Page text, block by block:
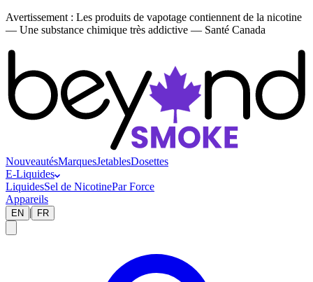
Avertissement : Les produits de vapotage contiennent de la nicotine
— Une substance chimique très addictive — Santé Canada
NouveautésMarquesJetablesDosettes
E-Liquides
LiquidesSel de NicotinePar Force
Appareils
EN | FR